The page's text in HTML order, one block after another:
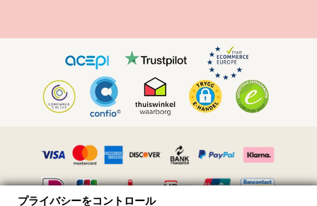
プライバシーをコントロール